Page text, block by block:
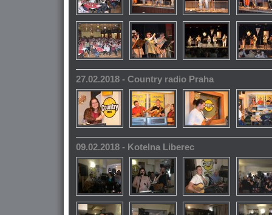
27.02.2018 - Country radio Praha
09.02.2018 - Kotelna Liberec